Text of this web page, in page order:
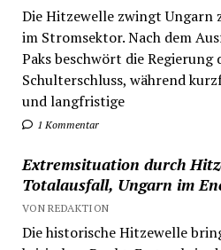
Die Hitzewelle zwingt Ungarn
im Stromsektor. Nach dem
Paks beschwört die
Schulterschluss, während
und langfristige
1 Kommentar
Extremsituation durch
Totalausfall, Ungarn im
VON REDAKTION
Die historische Hitzewelle